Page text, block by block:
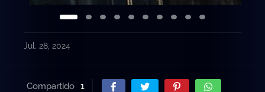
Jul. 28, 2024
Compartido 1